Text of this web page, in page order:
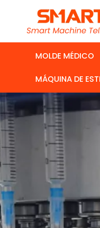
MOLDE MÉDICO
MÁQUINA DE